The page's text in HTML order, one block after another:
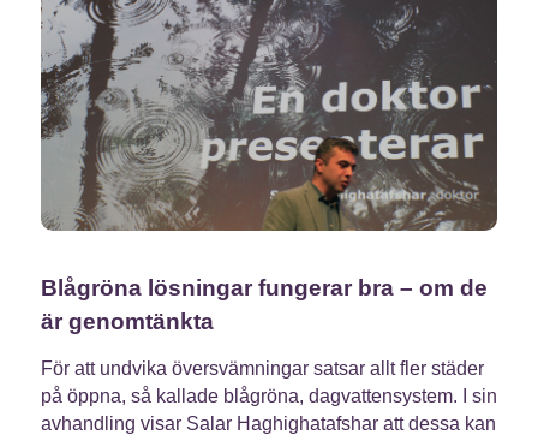
Blågröna lösningar fungerar bra – om de
är genomtänkta
För att undvika översvämningar satsar allt fler städer
på öppna, så kallade blågröna, dagvattensystem. I sin
avhandling visar Salar Haghighatafshar att dessa kan